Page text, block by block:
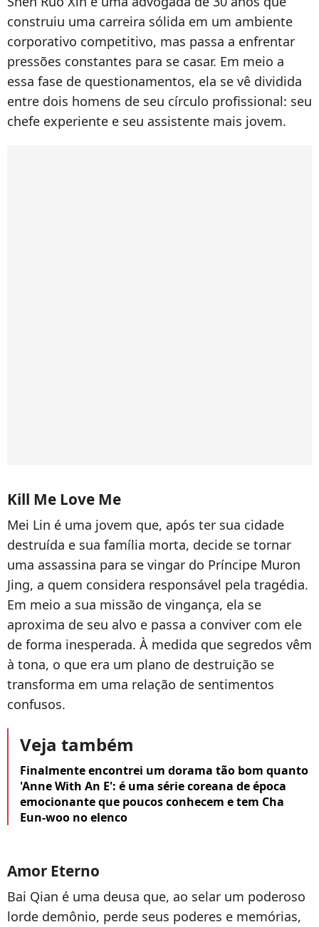
construiu uma carreira sólida em um ambiente
corporativo competitivo, mas passa a enfrentar
pressões constantes para se casar. Em meio a
essa fase de questionamentos, ela se vê dividida
entre dois homens de seu círculo profissional: seu
chefe experiente e seu assistente mais jovem.
Kill Me Love Me
Mei Lin é uma jovem que, após ter sua cidade
destruída e sua família morta, decide se tornar
uma assassina para se vingar do Príncipe Muron
Jing, a quem considera responsável pela tragédia.
Em meio a sua missão de vingança, ela se
aproxima de seu alvo e passa a conviver com ele
de forma inesperada. À medida que segredos vêm
à tona, o que era um plano de destruição se
transforma em uma relação de sentimentos
confusos.
Veja também
Finalmente encontrei um dorama tão bom quanto
'Anne With An E': é uma série coreana de época
emocionante que poucos conhecem e tem Cha
Eun-woo no elenco
Amor Eterno
Bai Qian é uma deusa que, ao selar um poderoso
lorde demônio, perde seus poderes e memórias,